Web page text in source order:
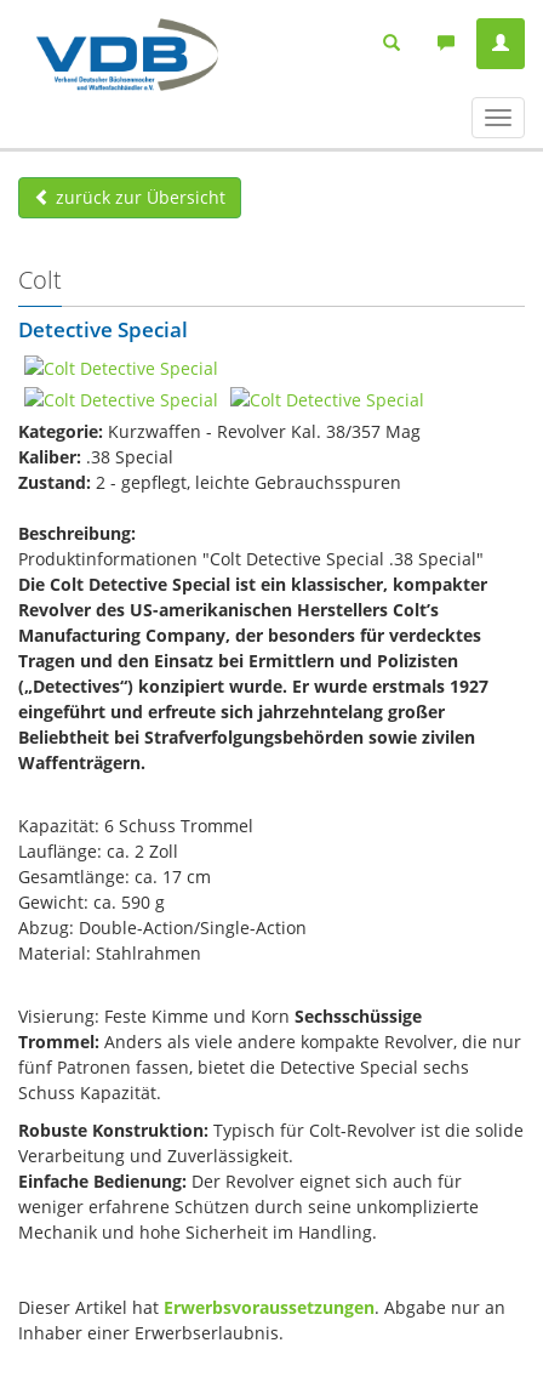
ein-/
zurück zur Übersicht
Colt
Detective Special
Kategorie: Kurzwaffen - Revolver Kal. 38/357 Mag
Kaliber: .38 Special
Zustand: 2 - gepflegt, leichte Gebrauchsspuren
Beschreibung:
Produktinformationen "Colt Detective Special .38 Special"
Die Colt Detective Special ist ein klassischer, kompakter
Revolver des US-amerikanischen Herstellers Colt’s
Manufacturing Company, der besonders für verdecktes
Tragen und den Einsatz bei Ermittlern und Polizisten
(„Detectives“) konzipiert wurde. Er wurde erstmals 1927
eingeführt und erfreute sich jahrzehntelang großer
Beliebtheit bei Strafverfolgungsbehörden sowie zivilen
Waffenträgern.
Kapazität: 6 Schuss Trommel
Lauflänge: ca. 2 Zoll
Gesamtlänge: ca. 17 cm
Gewicht: ca. 590 g
Abzug: Double-Action/Single-Action
Material: Stahlrahmen
Visierung: Feste Kimme und Korn Sechsschüssige
Trommel: Anders als viele andere kompakte Revolver, die nur
fünf Patronen fassen, bietet die Detective Special sechs
Schuss Kapazität.
Robuste Konstruktion: Typisch für Colt-Revolver ist die solide
Verarbeitung und Zuverlässigkeit.
Einfache Bedienung: Der Revolver eignet sich auch für
weniger erfahrene Schützen durch seine unkomplizierte
Mechanik und hohe Sicherheit im Handling.
Dieser Artikel hat Erwerbsvoraussetzungen. Abgabe nur an
Inhaber einer Erwerbserlaubnis.